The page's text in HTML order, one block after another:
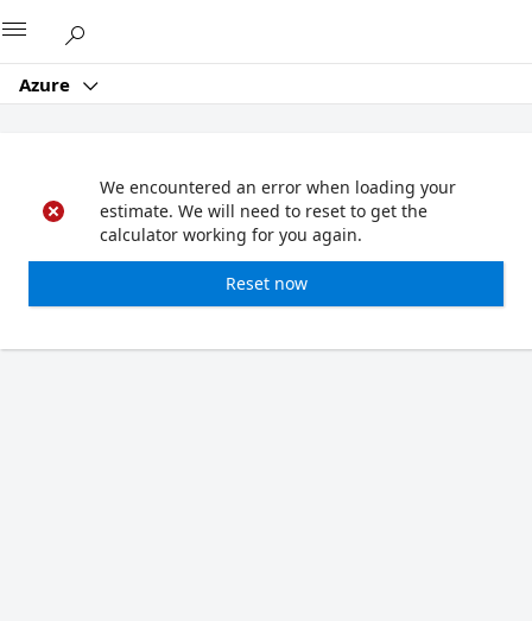
Azure
We encountered an error when loading your
estimate. We will need to reset to get the
calculator working for you again.
Reset now